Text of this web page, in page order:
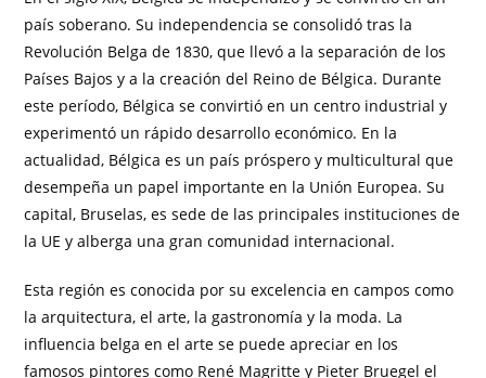
país soberano. Su independencia se consolidó tras la
Revolución Belga de 1830, que llevó a la separación de los
Países Bajos y a la creación del Reino de Bélgica. Durante
este período, Bélgica se convirtió en un centro industrial y
experimentó un rápido desarrollo económico. En la
actualidad, Bélgica es un país próspero y multicultural que
desempeña un papel importante en la Unión Europea. Su
capital, Bruselas, es sede de las principales instituciones de
la UE y alberga una gran comunidad internacional.
Esta región es conocida por su excelencia en campos como
la arquitectura, el arte, la gastronomía y la moda. La
influencia belga en el arte se puede apreciar en los
famosos pintores como René Magritte y Pieter Bruegel el